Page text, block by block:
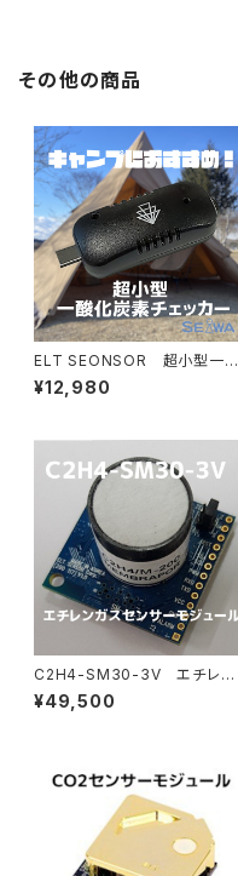
その他の商品
ELT SEONSOR 超小型一酸
化炭素チェッカー CO-MT20
0H スマホで簡単測定
¥12,980
C2H4-SM30-3V エチレン
ガスセンサーモジュール
¥49,500